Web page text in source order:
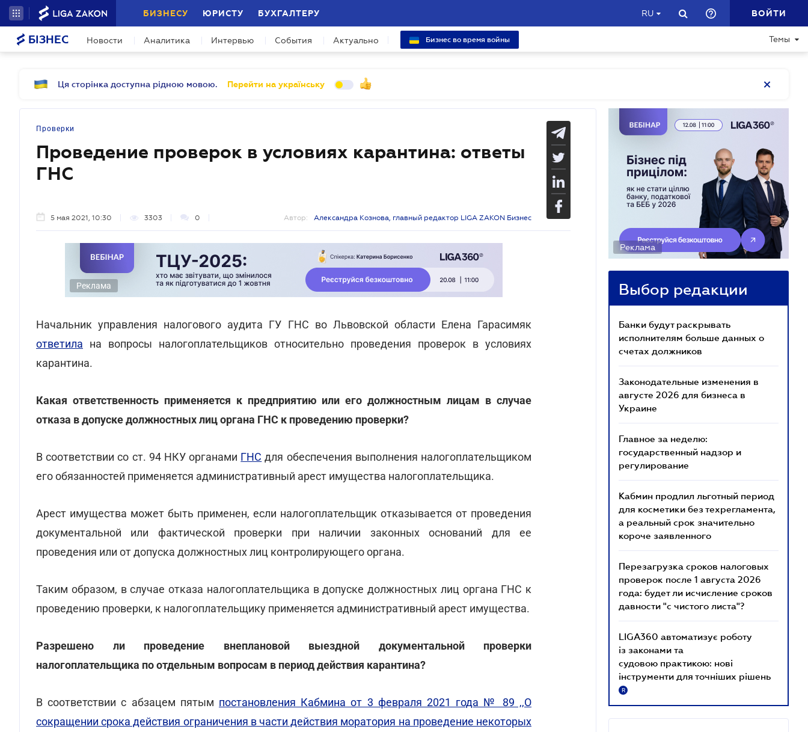
БИЗНЕСУ ЮРИСТУ БУХГАЛТЕРУ RU ВОЙТИ
БІЗНЕС Новости Аналитика Интервью События Актуально Бизнес во время войны Темы
Ця сторінка доступна рідною мовою. Перейти на українську
Проверки
Проведение проверок в условиях карантина: ответы
ГНС
5 мая 2021, 10:30 3303 0 Автор: Александра Кознова, главный редактор LIGA ZAKON Бизнес
Реклама
Начальник управления налогового аудита ГУ ГНС во Львовской области Елена Гарасимяк
ответила на вопросы налогоплательщиков относительно проведения проверок в условиях
карантина.
Какая ответственность применяется к предприятию или его должностным лицам в случае
отказа в допуске должностных лиц органа ГНС к проведению проверки?
В соответствии со ст. 94 НКУ органами ГНС для обеспечения выполнения налогоплательщиком
его обязанностей применяется административный арест имущества налогоплательщика.
Арест имущества может быть применен, если налогоплательщик отказывается от проведения
документальной или фактической проверки при наличии законных оснований для ее
проведения или от допуска должностных лиц контролирующего органа.
Таким образом, в случае отказа налогоплательщика в допуске должностных лиц органа ГНС к
проведению проверки, к налогоплательщику применяется административный арест имущества.
Разрешено ли проведение внеплановой выездной документальной проверки
налогоплательщика по отдельным вопросам в период действия карантина?
В соответствии с абзацем пятым постановления Кабмина от 3 февраля 2021 года № 89 ,,О
сокращении срока действия ограничения в части действия моратория на проведение некоторых
Реклама
Выбор редакции
Банки будут раскрывать
исполнителям больше данных о
счетах должников
Законодательные изменения в
августе 2026 для бизнеса в
Украине
Главное за неделю:
государственный надзор и
регулирование
Кабмин продлил льготный период
для косметики без техрегламента,
а реальный срок значительно
короче заявленного
Перезагрузка сроков налоговых
проверок после 1 августа 2026
года: будет ли исчисление сроков
давности "с чистого листа"?
LIGA360 автоматизує роботу
із законами та
судовою практикою: нові
інструменти для точніших рішень
R